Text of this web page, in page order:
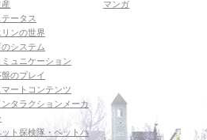
テータス
リンの世界
のシステム
ミュニケーション
盤のプレイ
マートコンテンツ
ンタラクションメーカ
ット探検隊・ペットハ
マンガ